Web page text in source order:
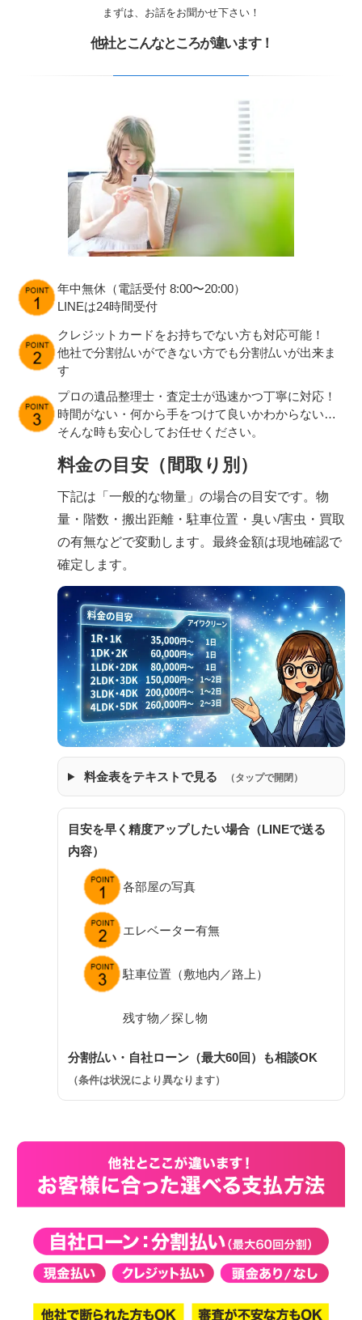
まずは、お話をお聞かせ下さい！
他社とこんなところが違います！
年中無休（電話受付 8:00〜20:00）
LINEは24時間受付
クレジットカードをお持ちでない方も対応可能！
他社で分割払いができない方でも分割払いが出来ま
す
プロの遺品整理士・査定士が迅速かつ丁寧に対応！
時間がない・何から手をつけて良いかわからない…
そんな時も安心してお任せください。
料金の目安（間取り別）
下記は「一般的な物量」の場合の目安です。物
量・階数・搬出距離・駐車位置・臭い/害虫・買取
の有無などで変動します。最終金額は現地確認で
確定します。
料金表をテキストで見る （タップで開閉）
目安を早く精度アップしたい場合（LINEで送る
内容）
各部屋の写真
エレベーター有無
駐車位置（敷地内／路上）
残す物／探し物
分割払い・自社ローン（最大60回）も相談OK
（条件は状況により異なります）